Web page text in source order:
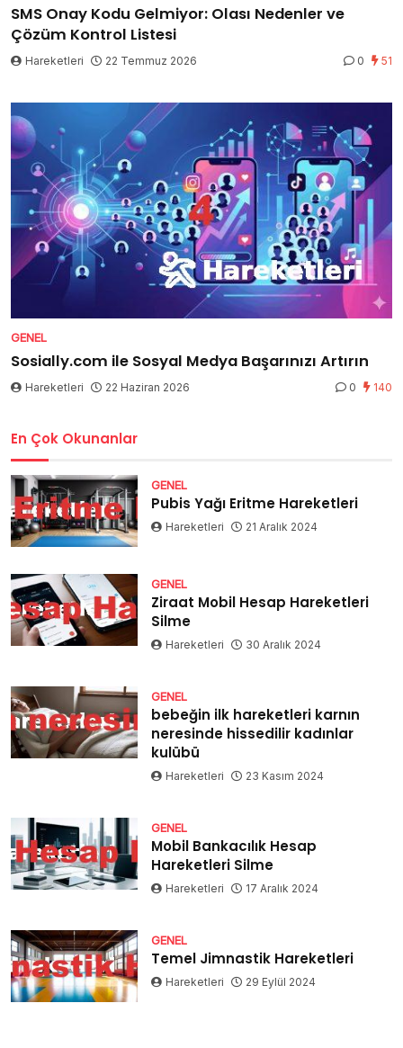
SMS Onay Kodu Gelmiyor: Olası Nedenler ve
Çözüm Kontrol Listesi
Hareketleri 22 Temmuz 2026 0 51
GENEL
Sosially.com ile Sosyal Medya Başarınızı Artırın
Hareketleri 22 Haziran 2026 0 140
En Çok Okunanlar
GENEL
Pubis Yağı Eritme Hareketleri
Hareketleri 21 Aralık 2024
GENEL
Ziraat Mobil Hesap Hareketleri
Silme
Hareketleri 30 Aralık 2024
GENEL
bebeğin ilk hareketleri karnın
neresinde hissedilir kadınlar
kulübü
Hareketleri 23 Kasım 2024
GENEL
Mobil Bankacılık Hesap
Hareketleri Silme
Hareketleri 17 Aralık 2024
GENEL
Temel Jimnastik Hareketleri
Hareketleri 29 Eylül 2024